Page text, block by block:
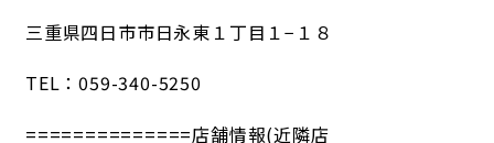
三重県四日市市日永東１丁目１−１８
TEL：059-340-5250
==============店舗情報(近隣店